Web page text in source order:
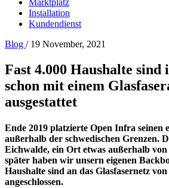
Marktplatz
Installation
Kundendienst
Blog / 19 November, 2021
Fast 4.000 Haushalte sind
schon mit einem
ausgestattet
Ende 2019 platzierte Open Infra seinen
außerhalb der schwedischen Grenzen.
Eichwalde, ein Ort etwas außerhalb
später haben wir unsern eigenen
Haushalte sind an das Glasfasernetz
angeschlossen.